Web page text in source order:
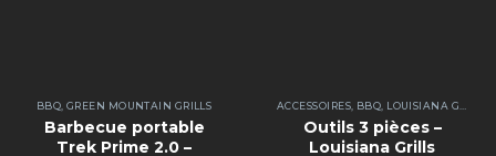
BBQ GREEN MOUNTAIN GRILLS
Barbecue portable
Trek Prime 2.0 –
ACCESSOIRES, BBQ LOUISIANA GRILLS
Outils 3 pièces –
Louisiana Grills